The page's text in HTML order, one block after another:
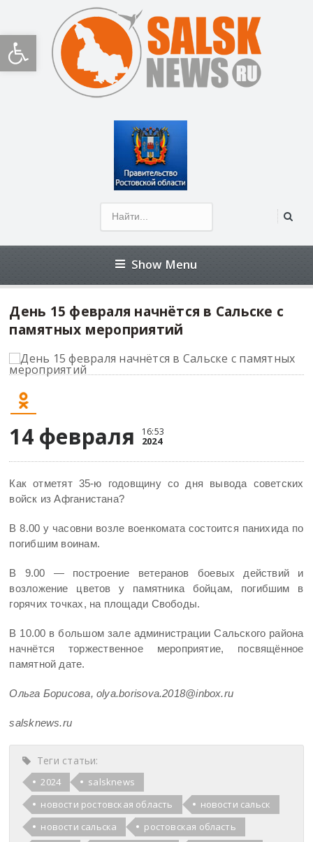
Открыть панель инструментов
Show Menu
День 15 февраля начнётся в Сальске с
памятных мероприятий
14 февраля 16:53
2024
Как отметят 35-ю годовщину со дня вывода советских
войск из Афганистана?
В 8.00 у часовни возле военкомата состоится панихида по
погибшим воинам.
В 9.00 — построение ветеранов боевых действий и
возложение цветов у памятника бойцам, погибшим в
горячих точках, на площади Свободы.
В 10.00 в большом зале администрации Сальского района
начнётся торжественное мероприятие, посвящённое
памятной дате.
Ольга Борисова, olya.borisova.2018@inbox.ru
salsknews.ru
Теги статьи:
2024
salsknews
новости ростовская область
новости сальск
новости сальска
ростовская область